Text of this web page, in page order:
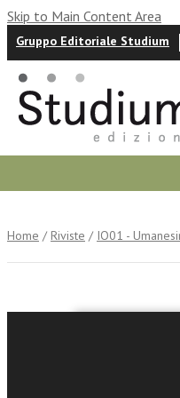
Skip to Main Content Area
Gruppo Editoriale Studium
Home / Riviste / IO01 -